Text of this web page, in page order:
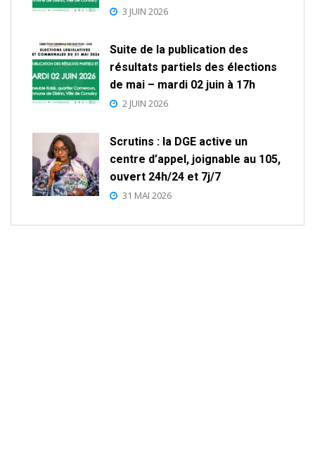
3 JUIN 2026
Suite de la publication des
résultats partiels des élections
de mai – mardi 02 juin à 17h
2 JUIN 2026
Scrutins : la DGE active un
centre d’appel, joignable au 105,
ouvert 24h/24 et 7j/7
31 MAI 2026